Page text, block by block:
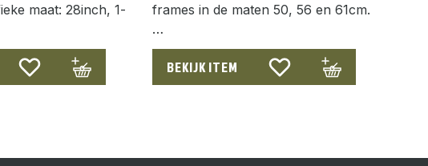
maat: 28inch, 1-
frames in de maten 50, 56 en 61cm.
…
BEKIJK ITEM